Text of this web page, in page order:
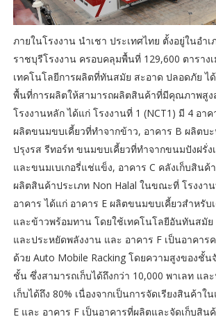
ภายในโรงงาน นำเชา ประเทศไทย ตั้งอยู่ในอำ
ราชบุรีโรงงาน ครอบคลุมพื้นที่ 129,600 ตาราง
เทคโนโลยีการผลิตที่ทันสมัย สะอาด ปลอดภัย ไ
พื้นที่การผลิตให้สามารถผลิตสินค้าที่มีคุณภาพสูง
โรงงานหลัก ได้แก่ โรงงานที่ 1 (NCT1) มี 4 อา
ผลิตขนมขบเคี้ยวที่ทำจากข้าว, อาคาร B ผลิตบะ
ปรุงรส รีทอร์ท ขนมขบเคี้ยวที่ทำจากขนมปังฝรั่ง
และขนมเบเกอรี่แช่แข็ง, อาคาร C คลังเก็บสินค้
ผลิตสินค้าประเภท Non Halal ในขณะที่ โรงงา
อาคาร ได้แก่ อาคาร E ผลิตขนมขบเคี้ยวสำหรับ
และข้าวพร้อมทาน โดยใช้เทคโนโลยีอันทันสมัย
และประหยัดพลังงาน และ อาคาร F เป็นอาคาร
ด้วย Auto Mobile Racking โดยความสูงของชั้น
ชั้น ซึ่งสามารถเก็บได้ถึงกว่า 10,000 พาเลท แล
เก็บได้ถึง 80% เนื่องจากเป็นการจัดเรียงสินค้าใ
E และ อาคาร F เป็นอาคารที่ผลิตและจัดเก็บสิน